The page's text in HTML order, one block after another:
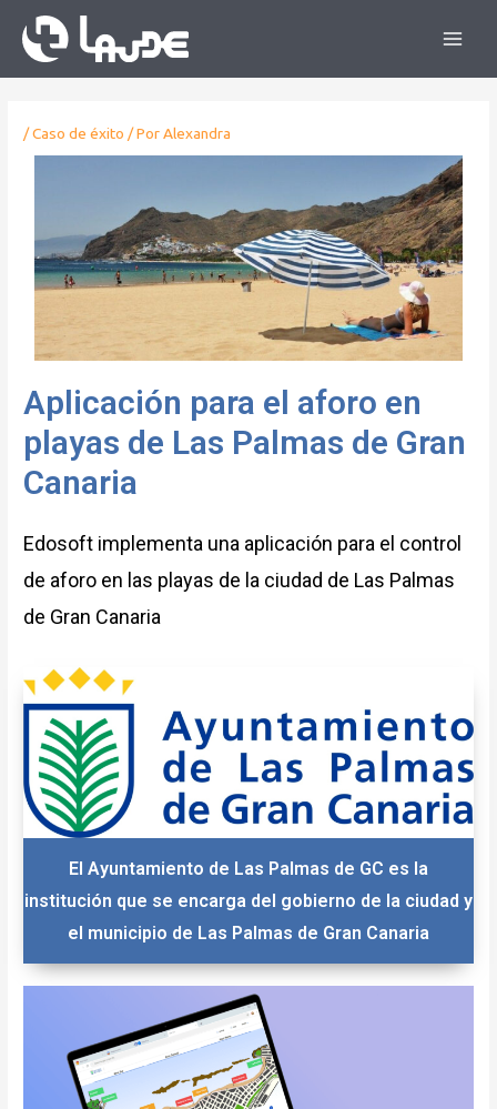
/Caso de éxito / PorAlexandra
Aplicación para el aforo en
playas de Las Palmas de Gran
Canaria
Edosoft implementa una aplicación para el control
de aforo en las playas de la ciudad de Las Palmas
de Gran Canaria
El Ayuntamiento de Las Palmas de GC es la
institución que se encarga del gobierno de la ciudad y
el municipio de Las Palmas de Gran Canaria